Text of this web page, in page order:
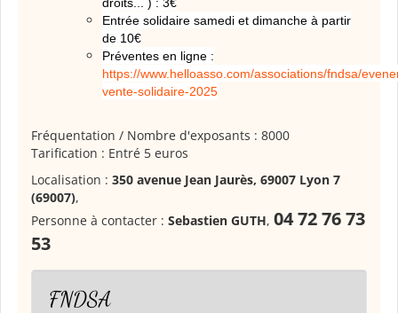
Entrée solidaire samedi et dimanche à partir
de 10€
Préventes en ligne :
https://www.helloasso.com/associations/fndsa/
vente-solidaire-2025
Fréquentation / Nombre d'exposants : 8000
Tarification : Entré 5 euros
Localisation : 350 avenue Jean Jaurès, 69007 Lyon 7
(69007),
Personne à contacter : Sebastien GUTH, 04 72 76 73
53
FNDSA